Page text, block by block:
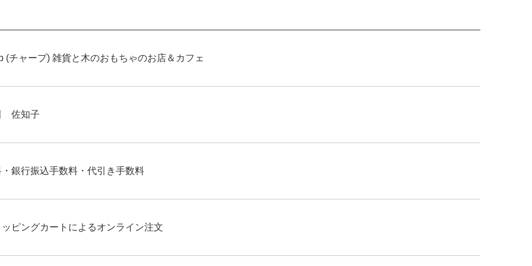
(チャープ) 雑貨と木のおもちゃのお店＆カフェ
佐知子
銀行振込手数料・代引き手数料
ピングカートによるオンライン注文